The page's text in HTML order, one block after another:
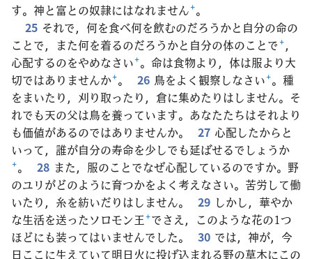
す。神と富との奴隷にはなれません+。
25 それで，何を食べ何を飲むのだろうかと自分の命の
ことで，また何を着るのだろうかと自分の体のことで+，
心配するのをやめなさい+。命は食物より，体は服より大
切ではありませんか+。 26 鳥をよく観察しなさい+。種
をまいたり，刈り取ったり，倉に集めたりはしません。そ
れでも天の父は鳥を養っています。あなたたちはそれより
も価値があるのではありませんか。
27 心配したからと
いって，誰が自分の寿命を少しでも延ばせるでしょうか
+。 28 また，服のことでなぜ心配しているのですか。野
のユリがどのように育つかをよく考えなさい。苦労して働
いたり，糸を紡いだりはしません。
29 しかし，華やか
な生活を送ったソロモン王+でさえ，このような花の1つ
ほどにも装ってはいませんでした。
30 では，神が，今
日ここに生えていて明日火に投げ込まれる野の草木にこの